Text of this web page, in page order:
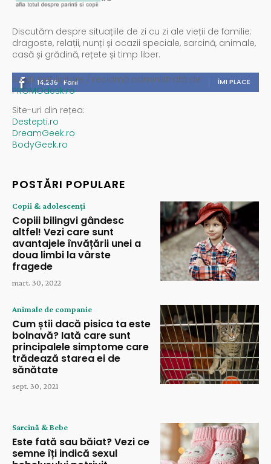
Discutăm despre situațiile de zi cu zi ale vieții de familie:
dragoste, relații, nunți și ocazii speciale, sarcină, animale,
casă și grădină, rețete și timp liber.
14,235 Fani ÎMI PLACE
Spații publicitare / reclamă administrată de
PROMOdesk.ro
Site-uri din rețea:
Destepti.ro
DreamGeek.ro
BodyGeek.ro
POSTĂRI POPULARE
Copii & adolescenți
Copiii bilingvi gândesc
altfel! Vezi care sunt
avantajele învățării unei a
doua limbi la vârste
fragede
mart. 30, 2022
Animale de companie
Cum știi dacă pisica ta este
bolnavă? Iată care sunt
principalele simptome care
trădează starea ei de
sănătate
sept. 30, 2021
Sarcină & Bebe
Este fată sau băiat? Vezi ce
semne îți indică sexul